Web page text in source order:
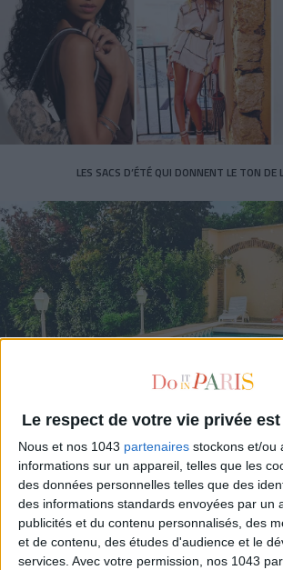
Le respect de votre vie privée
Nous et nos 1043 partenaires stockons et/ou
informations sur un appareil, telles que les
des données personnelles telles que des
des informations standards envoyées par un
publicités et du contenu personnalisés, des
et de contenu, des études d'audience et le
services. Avec votre permission, nos 1043
LES SACS D’ÉTÉ QUI DONNENT LE TON DE
CONNAISSEZ-VOUS LE AIRBNB DE LA PISCINE